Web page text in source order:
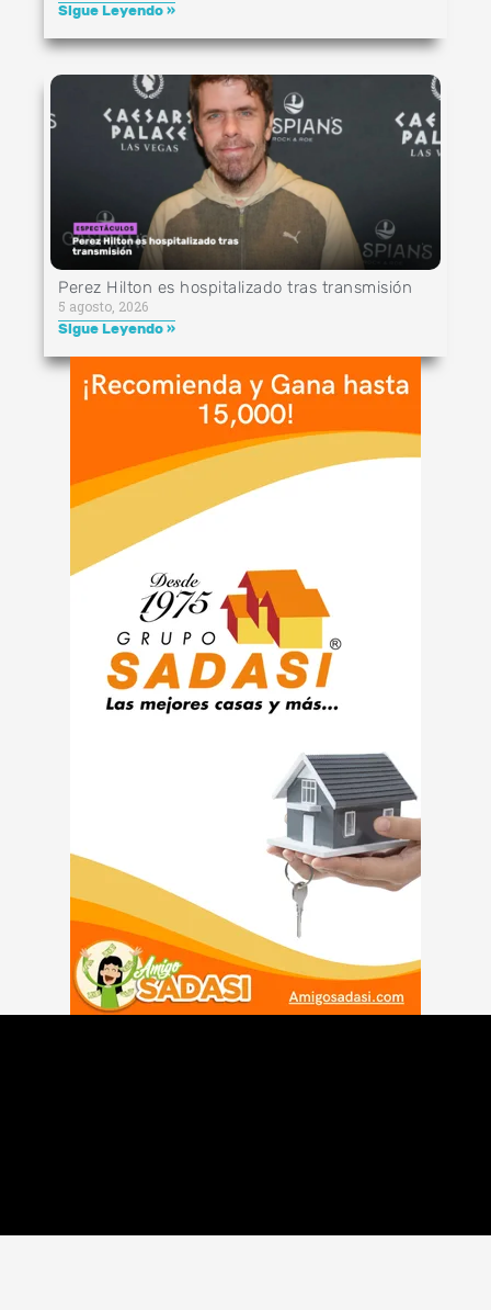
Sigue Leyendo »
Perez Hilton es hospitalizado tras transmisión
5 agosto, 2026
Sigue Leyendo »